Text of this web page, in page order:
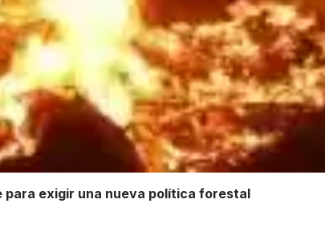
para exigir una nueva política forestal